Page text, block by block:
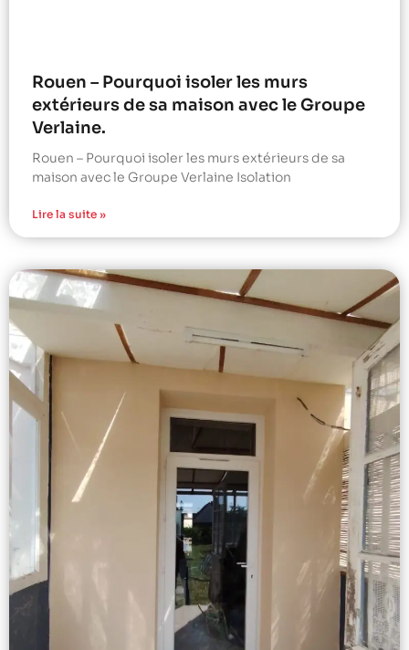
Rouen – Pourquoi isoler les murs
extérieurs de sa maison avec le Groupe
Verlaine.
Rouen – Pourquoi isoler les murs extérieurs de sa
maison avec le Groupe Verlaine Isolation
Lire la suite »